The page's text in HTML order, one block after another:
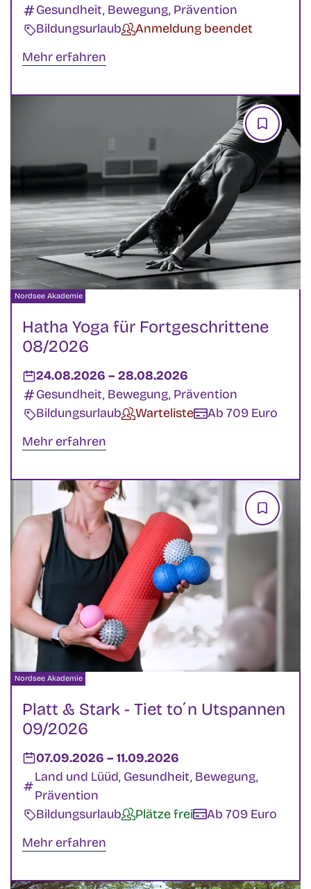
Kategorien:
Gesundheit, Bewegung, Prävention
Veranstaltungsart:
BildungsurlaubStatus:
Anmeldung beendet
Mehr erfahren
Hatha Yoga für Fortgeschrittene
08/2026
Veranstalter:
Nordsee Akademie
Datum:
24.08.2026 – bis
28.08.2026
Kategorien:
Gesundheit, Bewegung, Prävention
Veranstaltungsart:
BildungsurlaubVerfügbarkeit:
WartelisteKosten:
Ab 709 Euro
Mehr erfahren
Platt & Stark - Tiet to´n Utspannen
09/2026
Veranstalter:
Nordsee Akademie
Datum:
07.09.2026 – bis
11.09.2026
Kategorien:
Land und Lüüd, Gesundheit, Bewegung,
Prävention
Veranstaltungsart:
BildungsurlaubVerfügbarkeit:
Plätze freiKosten:
Ab 709 Euro
Mehr erfahren